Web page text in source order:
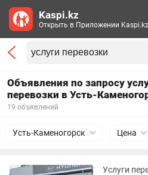
Объявления по запросу
перевозки в Усть-
19 объявлений
Усть-Каменогорск Цена
Услуги
Kaspi.kz
Открыть в Приложении Kaspi.kz